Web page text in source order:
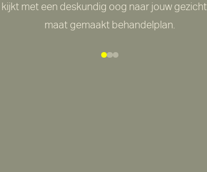
met een deskundig oog naar jouw
maat gemaakt behandelplan.